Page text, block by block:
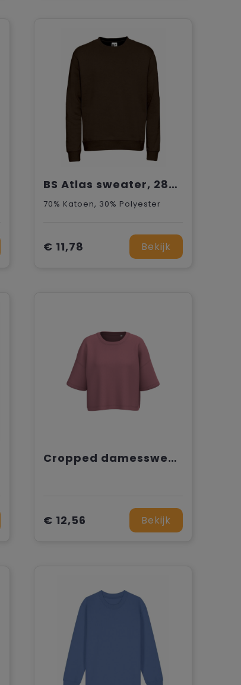
BS Atlas sweater, 280 gr/m²
70% Katoen, 30% Polyester
€ 11,78 Bekijk
Cropped damessweater met korte mouwen en ronde hals
€ 12,56 Bekijk